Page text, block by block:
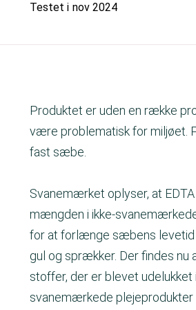
Testet i nov 2024
Produktet er uden en række
være problematisk for miljøet.
fast sæbe.
Svanemærket oplyser, at
mængden i ikke-
for at forlænge sæbens levetid
gul og sprækker. Der findes nu
stoffer, der er blevet
svanemærkede plejeprodukter